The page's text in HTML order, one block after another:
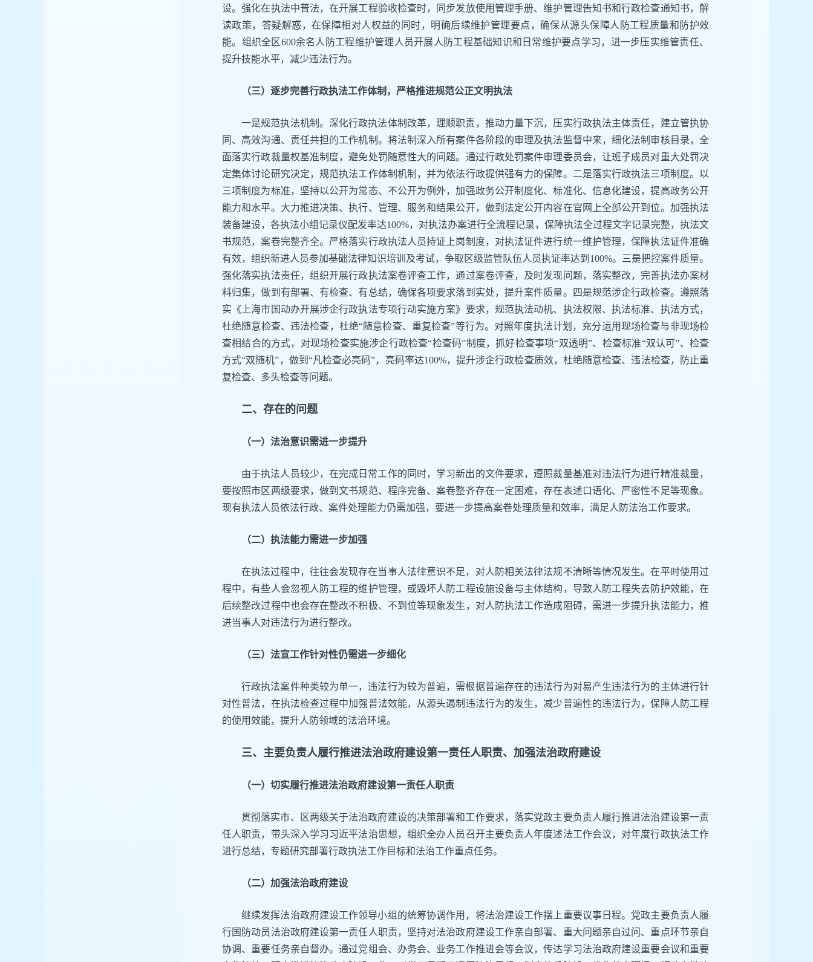
设。强化在执法中普法，在开展工程验收检查时，同步发放使用管理手册、维护管理告知书和行政检查通知书，解
读政策，答疑解惑，在保障相对人权益的同时，明确后续维护管理要点，确保从源头保障人防工程质量和防护效
能。组织全区600余名人防工程维护管理人员开展人防工程基础知识和日常维护要点学习，进一步压实维管责任、
提升技能水平，减少违法行为。
（三）逐步完善行政执法工作体制，严格推进规范公正文明执法
一是规范执法机制。深化行政执法体制改革，理顺职责，推动力量下沉，压实行政执法主体责任，建立管执协
同、高效沟通、责任共担的工作机制。将法制深入所有案件各阶段的审理及执法监督中来，细化法制审核目录，全
面落实行政裁量权基准制度，避免处罚随意性大的问题。通过行政处罚案件审理委员会，让班子成员对重大处罚决
定集体讨论研究决定，规范执法工作体制机制，并为依法行政提供强有力的保障。二是落实行政执法三项制度。以
三项制度为标准，坚持以公开为常态、不公开为例外，加强政务公开制度化、标准化、信息化建设，提高政务公开
能力和水平。大力推进决策、执行、管理、服务和结果公开，做到法定公开内容在官网上全部公开到位。加强执法
装备建设，各执法小组记录仪配发率达100%，对执法办案进行全流程记录，保障执法全过程文字记录完整，执法文
书规范，案卷完整齐全。严格落实行政执法人员持证上岗制度，对执法证件进行统一维护管理，保障执法证件准确
有效，组织新进人员参加基础法律知识培训及考试，争取区级监管队伍人员执证率达到100%。三是把控案件质量。
强化落实执法责任，组织开展行政执法案卷评查工作，通过案卷评查，及时发现问题，落实整改，完善执法办案材
料归集，做到有部署、有检查、有总结，确保各项要求落到实处，提升案件质量。四是规范涉企行政检查。遵照落
实《上海市国动办开展涉企行政执法专项行动实施方案》要求，规范执法动机、执法权限、执法标准、执法方式，
杜绝随意检查、违法检查，杜绝“随意检查、重复检查”等行为。对照年度执法计划，充分运用现场检查与非现场检
查相结合的方式，对现场检查实施涉企行政检查“检查码”制度，抓好检查事项“双透明”、检查标准“双认可”、检查
方式“双随机”，做到“凡检查必亮码”，亮码率达100%，提升涉企行政检查质效，杜绝随意检查、违法检查，防止重
复检查、多头检查等问题。
二、存在的问题
（一）法治意识需进一步提升
由于执法人员较少，在完成日常工作的同时，学习新出的文件要求，遵照裁量基准对违法行为进行精准裁量，
要按照市区两级要求，做到文书规范、程序完备、案卷整齐存在一定困难，存在表述口语化、严密性不足等现象。
现有执法人员依法行政、案件处理能力仍需加强，要进一步提高案卷处理质量和效率，满足人防法治工作要求。
（二）执法能力需进一步加强
在执法过程中，往往会发现存在当事人法律意识不足，对人防相关法律法规不清晰等情况发生。在平时使用过
程中，有些人会忽视人防工程的维护管理，或毁坏人防工程设施设备与主体结构，导致人防工程失去防护效能，在
后续整改过程中也会存在整改不积极、不到位等现象发生，对人防执法工作造成阻碍，需进一步提升执法能力，推
进当事人对违法行为进行整改。
（三）法宣工作针对性仍需进一步细化
行政执法案件种类较为单一，违法行为较为普遍，需根据普遍存在的违法行为对易产生违法行为的主体进行针
对性普法，在执法检查过程中加强普法效能，从源头遏制违法行为的发生，减少普遍性的违法行为，保障人防工程
的使用效能，提升人防领域的法治环境。
三、主要负责人履行推进法治政府建设第一责任人职责、加强法治政府建设
（一）切实履行推进法治政府建设第一责任人职责
贯彻落实市、区两级关于法治政府建设的决策部署和工作要求，落实党政主要负责人履行推进法治建设第一责
任人职责，带头深入学习习近平法治思想，组织全办人员召开主要负责人年度述法工作会议，对年度行政执法工作
进行总结，专题研究部署行政执法工作目标和法治工作重点任务。
（二）加强法治政府建设
继续发挥法治政府建设工作领导小组的统筹协调作用，将法治建设工作摆上重要议事日程。党政主要负责人履
行国防动员法治政府建设第一责任人职责，坚持对法治政府建设工作亲自部署、重大问题亲自过问、重点环节亲自
协调、重要任务亲自督办。通过党组会、办务会、业务工作推进会等会议，传达学习法治政府建设重要会议和重要